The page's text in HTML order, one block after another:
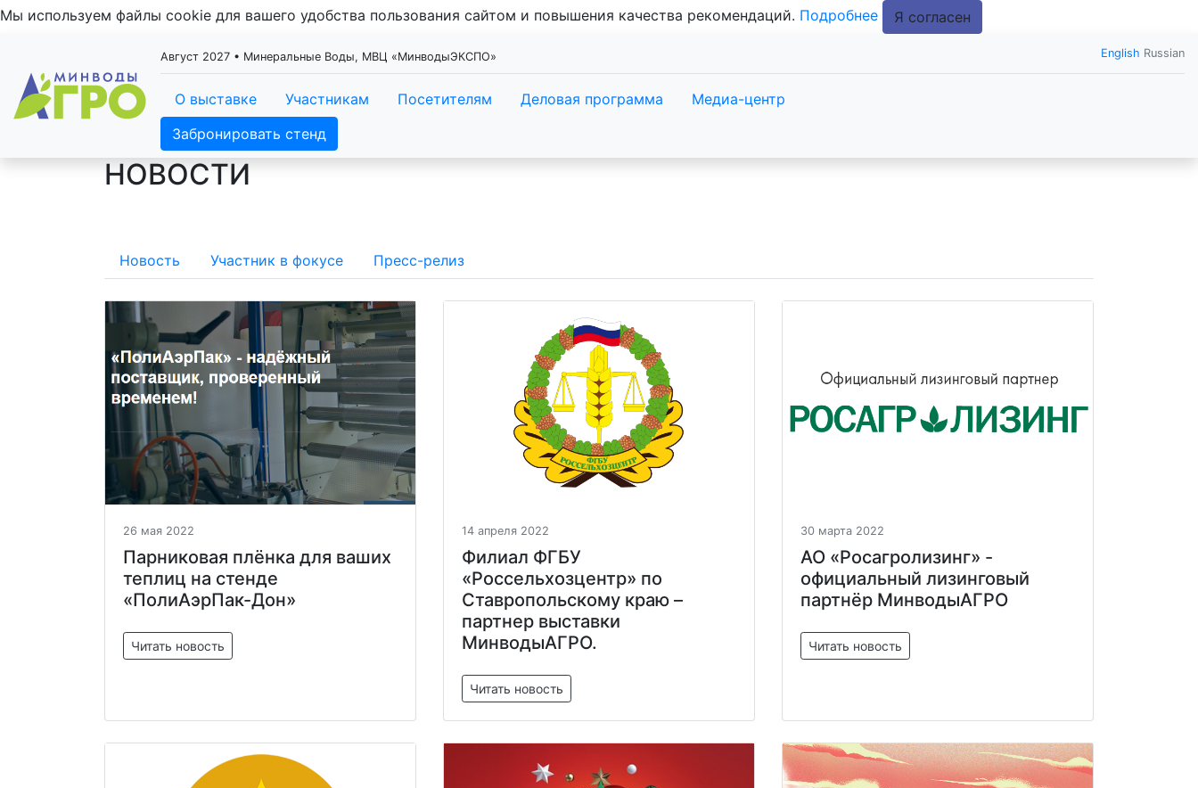
Мы используем файлы cookie для вашего удобства пользования сайтом и повышения качества рекомендаций. Подробнее Я согласен
Август 2027 • Минеральные Воды, МВЦ «МинводыЭКСПО» English Russian
О выставке Участникам Посетителям Деловая программа
Медиа-центр
Забронировать стенд
НОВОСТИ
Новость Участник в фокусе Пресс-релиз
26 мая 2022
Парниковая плёнка для ваших
теплиц на стенде
«ПолиАэрПак-Дон»
Читать новость
14 апреля 2022
Филиал ФГБУ
«Россельхозцентр» по
Ставропольскому краю –
партнер выставки
МинводыАГРО.
Читать новость
30 марта 2022
АО «Росагролизинг» -
официальный лизинговый
партнёр МинводыАГРО
Читать новость